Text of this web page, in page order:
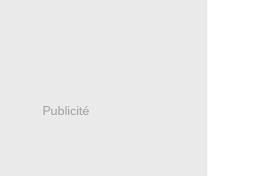
Publicité